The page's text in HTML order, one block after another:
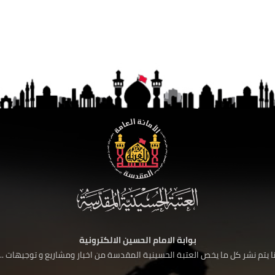
بوابة الامام الحسين الالكترونية
يتم نشر كل ما يخص العتبة الحسينية المقدسة من اخبار ومشاريع و توجيهات